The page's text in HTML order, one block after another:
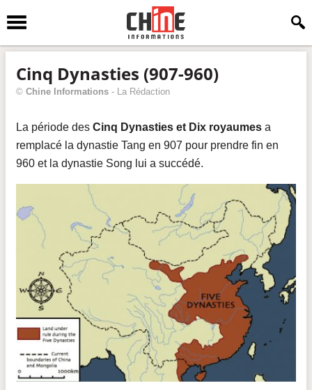
Cinq Dynasties (907-960)
© Chine Informations - La Rédaction
La période des Cinq Dynasties et Dix royaumes a
remplacé la dynastie Tang en 907 pour prendre fin en
960 et la dynastie Song lui a succédé.